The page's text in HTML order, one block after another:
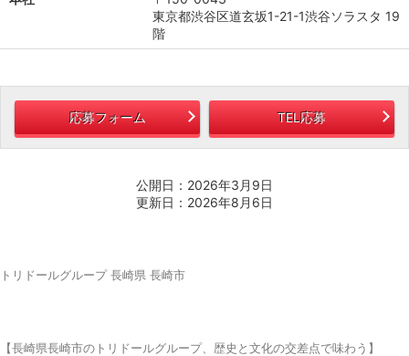
東京都渋谷区道玄坂1-21-1渋谷ソラスタ 19
階
応募フォーム TEL応募
公開日：2026年3月9日
更新日：2026年8月6日
トリドールグループ 長崎県 長崎市
【長崎県長崎市のトリドールグループ、歴史と文化の交差点で味わう】